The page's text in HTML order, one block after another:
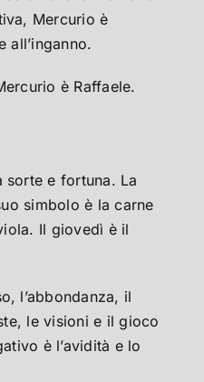
Mercurio è
all’inganno.
è Raffaele.
sorte e fortuna. La
simbolo è la carne
Il giovedì è il
l’abbondanza, il
le visioni e il gioco
è l’avidità e lo